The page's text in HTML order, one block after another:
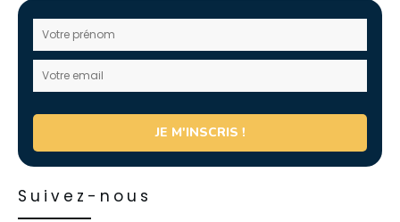
JE M'INSCRIS !
Suivez-nous